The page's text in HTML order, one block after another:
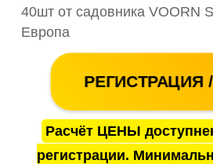
40шт от садовника VOORN
Европа
РЕГИСТРАЦИЯ
Расчёт ЦЕНЫ
регистрации.